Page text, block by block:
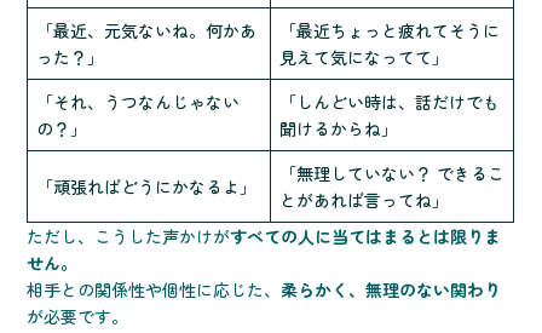
「最近、元気ないね。何かあ
った？」
「最近ちょっと疲れてそうに
見えて気になってて」
「それ、うつなんじゃない
の？」
「しんどい時は、話だけでも
聞けるからね」
「頑張ればどうにかなるよ」
「無理していない？ できるこ
とがあれば言ってね」
ただし、こうした声かけがすべての人に当てはまるとは限りま
せん。
相手との関係性や個性に応じた、柔らかく、無理のない関わり
が必要です。